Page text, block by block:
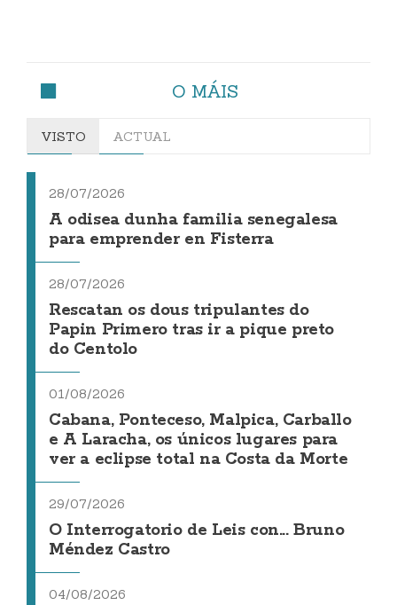
O MÁIS
VISTO ACTUAL
28/07/2026
A odisea dunha familia senegalesa
para emprender en Fisterra
28/07/2026
Rescatan os dous tripulantes do
Papin Primero tras ir a pique preto
do Centolo
01/08/2026
Cabana, Ponteceso, Malpica, Carballo
e A Laracha, os únicos lugares para
ver a eclipse total na Costa da Morte
29/07/2026
O Interrogatorio de Leis con... Bruno
Méndez Castro
04/08/2026